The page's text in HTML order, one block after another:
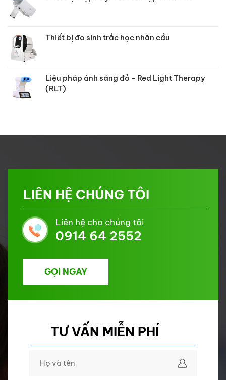
Thiết bị đo sinh trắc học nhãn cầu
Liệu pháp ánh sáng đỏ - Red Light Therapy
(RLT)
LIÊN HỆ CHÚNG TÔI
Liên hệ cho chúng tôi
0914 64 2552
GỌI NGAY
TƯ VẤN MIỄN PHÍ